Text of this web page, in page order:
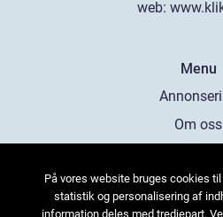
web:
Menu
Om oss
Kontakta
På vores website bruges cookies
statistik og personalisering af
information deles med tredjepart.